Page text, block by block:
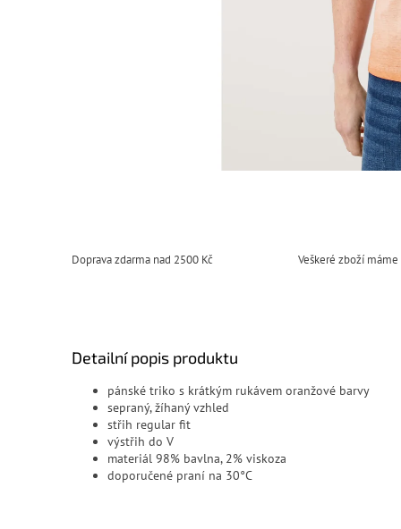
Doprava zdarma nad 2500 Kč Veškeré zboží
Detailní popis produktu
pánské triko s krátkým rukávem oranžové barvy
sepraný, žíhaný vzhled
střih regular fit
výstřih do V
materiál 98% bavlna, 2% viskoza
doporučené praní na 30°C